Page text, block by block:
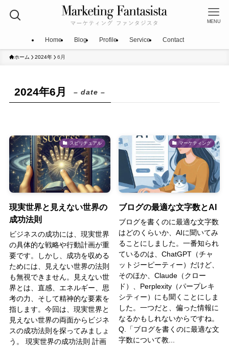
MENU
Home Blog Profile Service Contact
ホーム 2024年 6月
2024年6月 – date –
スピリチュアル
現実世界と見えない世界の
成功法則
ビジネスの成功には、現実世界
の具体的な戦略や行動計画が重
要です。しかし、成功を収める
ためには、見えない世界の法則
も無視できません。見えない世
界とは、直感、エネルギー、思
考の力、そして精神的な要素を
指します。今回は、現実世界と
見えない世界の両面からビジネ
スの成功法則を探ってみましょ
う。 現実世界の成功法則 計画
マーケティング
ブログの最適な文字数とAI
ブログを書くのに最適な文字数
はどのくらいか、AIに聞いてみ
ることにしました。一番知られ
ているのは、ChatGPT（チャ
ットジーピーティー）だけど、
そのほか、Claude（クロー
ド）、Perplexity（パープレキ
シティー）にも聞くことにしま
した。一つだと、偏った情報に
なるかもしれないからですね。
Q.「ブログを書くのに最適な文
字数について教...